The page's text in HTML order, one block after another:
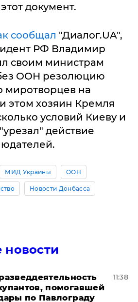
документ.
сообщал "Диалог.UA",
РФ Владимир
своим министрам
ООН резолюцию
миротворцев на
этом хозяин Кремля
условий Киеву и
действие
МИД Украины ООН
Новости Донбасса
новости
помогавшей
по Павлограду
11:38